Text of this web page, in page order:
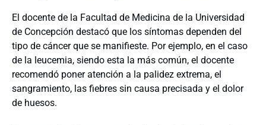
El docente de la Facultad de Medicina de la Universidad
de Concepción destacó que los síntomas dependen del
tipo de cáncer que se manifieste. Por ejemplo, en el caso
de la leucemia, siendo esta la más común, el docente
recomendó poner atención a la palidez extrema, el
sangramiento, las fiebres sin causa precisada y el dolor
de huesos.